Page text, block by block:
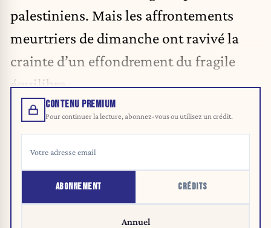
palestiniens. Mais les affrontements
meurtriers de dimanche ont ravivé la
crainte d’un effondrement du fragile
équilibre.
CONTENU PREMIUM
Pour continuer la lecture, abonnez-vous ou utilisez un crédit.
ABONNEMENT CRÉDITS
Annuel